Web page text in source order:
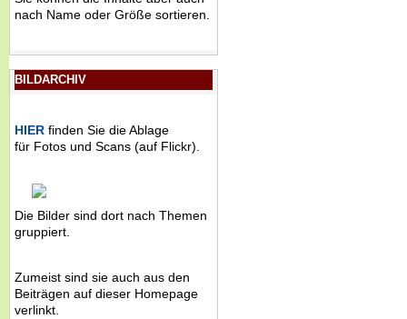
nach Name oder Größe sortieren.
BILDARCHIV
HIER finden Sie die Ablage
für Fotos und Scans (auf Flickr).
Die Bilder sind dort nach Themen
gruppiert.
Zumeist sind sie auch aus den
Beiträgen auf dieser Homepage
verlinkt.